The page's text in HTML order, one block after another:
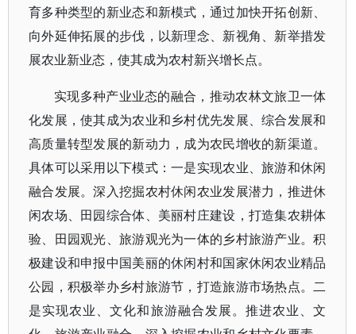
育多种类型的新业态和新模式，通过加快开拓创新、
向外延伸拓展的步伐，以新理念、新视角、新举措发
展农业新业态，使其成为农村新兴增长点。
实现多种产业业态的融合，推动农林文旅卫一体
化发展，使其成为农业和乡村优先发展、综合发展和
高质量转型发展的新动力，成为农民增收的新渠道。
具体可以采用以下模式：一是实现农业、旅游和休闲
融合发展。深入挖掘农村休闲农业发展潜力，推进休
闲农场、田园综合体、美丽村庄建设，打造集农耕体
验、田园观光、旅游观光为一体的乡村旅游产业。积
极建设和申报中国美丽的休闲村和国家休闲农业精品
公园，积极举办乡村旅游节，打造旅游市场热点。二
是实现农业、文化和旅游融合发展。推进农业、文